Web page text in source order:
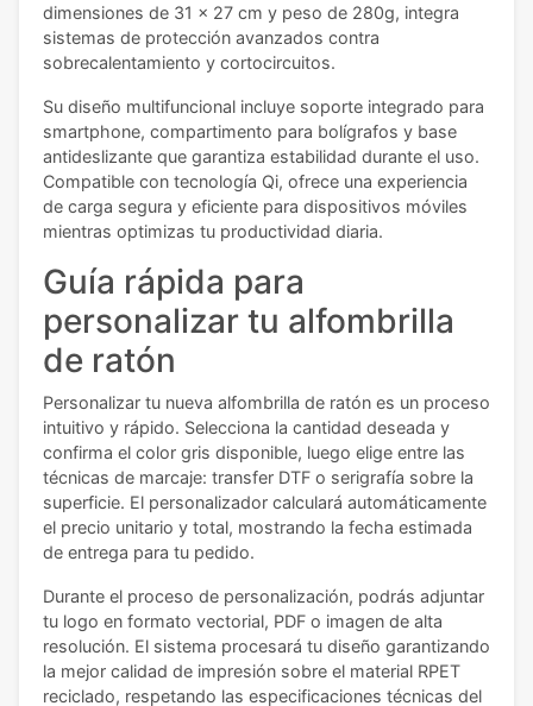
dimensiones de 31 x 27 cm y peso de 280g, integra
sistemas de protección avanzados contra
sobrecalentamiento y cortocircuitos.
Su diseño multifuncional incluye soporte integrado para
smartphone, compartimento para bolígrafos y base
antideslizante que garantiza estabilidad durante el uso.
Compatible con tecnología Qi, ofrece una experiencia
de carga segura y eficiente para dispositivos móviles
mientras optimizas tu productividad diaria.
Guía rápida para
personalizar tu alfombrilla
de ratón
Personalizar tu nueva alfombrilla de ratón es un proceso
intuitivo y rápido. Selecciona la cantidad deseada y
confirma el color gris disponible, luego elige entre las
técnicas de marcaje: transfer DTF o serigrafía sobre la
superficie. El personalizador calculará automáticamente
el precio unitario y total, mostrando la fecha estimada
de entrega para tu pedido.
Durante el proceso de personalización, podrás adjuntar
tu logo en formato vectorial, PDF o imagen de alta
resolución. El sistema procesará tu diseño garantizando
la mejor calidad de impresión sobre el material RPET
reciclado, respetando las especificaciones técnicas del